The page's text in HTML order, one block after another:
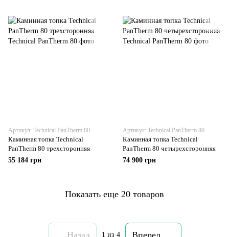
Артикул: Technical PanTherm 80
Каминная топка Technical
PanTherm 80 трехсторонняя
55 184 грн
Артикул: Technical PanTherm 80
Каминная топка Technical
PanTherm 80 четырехсторонняя
74 900 грн
Показать еще 20 товаров
Назад 1 из 4 Вперед